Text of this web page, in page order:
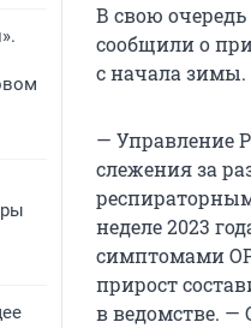
В свою
сообщили о
с начала зимы.
— Управление
слежения за
неделе 2023
симптомами
прирост
в ведомстве. —